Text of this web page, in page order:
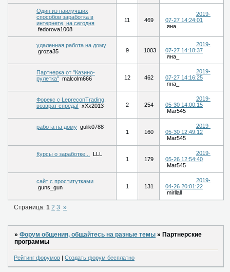
Один из наилучших
способов заработка в
интернете, на сегодня
fedorova1008
11 469
2019-
07-27 14:24:01
яна_
удаленная работа на дому
groza35
9 1003
2019-
07-27 14:18:37
яна_
Партнерка от "Казино-
рулетка" malcolm666 12 462
2019-
07-27 14:16:25
яна_
Форекс c LepreconTrading,
возврат спреда! xXx2013 2 254
2019-
05-30 14:00:15
Mar545
работа на дому gulik0788
1
160
2019-
05-30 12:49:12
Mar545
Курсы о заработке...
1
179
2019-
05-26 12:54:40
Mar545
сайт с проститутками
guns_gun
1 131
2019-
04-26 20:01:22
mirllall
Страница:1 2 3 »
»Форум общения, общайтесь на разные темы »Партнерские
программы
Рейтинг форумов Создать форум бесплатно